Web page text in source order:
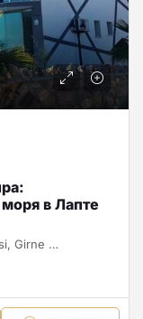
в Лапте
Lapta, Lapta-Alsancak-Çamlıbel Belediyesi, Girne ilçesi, Kuzey Kıbrıs, Κύπρος - Kıbrıs